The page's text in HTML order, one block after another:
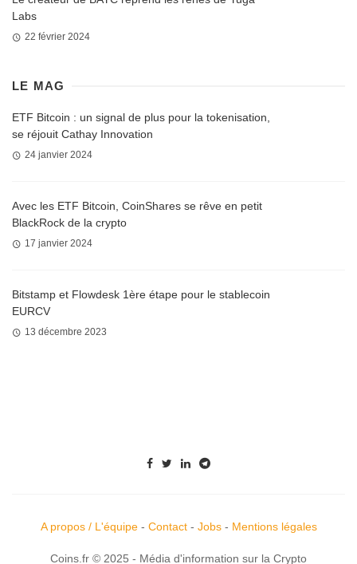
Labs
22 février 2024
LE MAG
ETF Bitcoin : un signal de plus pour la tokenisation,
se réjouit Cathay Innovation
24 janvier 2024
Avec les ETF Bitcoin, CoinShares se rêve en petit
BlackRock de la crypto
17 janvier 2024
Bitstamp et Flowdesk 1ère étape pour le stablecoin
EURCV
13 décembre 2023
A propos / L'équipe- Contact- Jobs- Mentions légales
Coins.fr © 2025 - Média d'information sur la Crypto